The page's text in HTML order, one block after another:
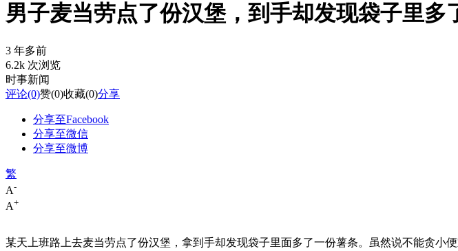
男子麦当劳点了份汉堡，到手却发现袋子里
3 年多前
6.2k 次浏览
时事新闻
评论(0)赞(0)收藏(0)分享
分享至Facebook
分享至微信
分享至微博
繁
A-
A+
某天上班路上去麦当劳点了份汉堡，拿到手却发现袋子里面多了一份薯条。虽然说不能贪小